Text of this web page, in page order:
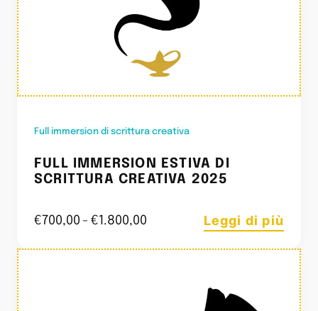
Full immersion di scrittura creativa
FULL IMMERSION ESTIVA DI
SCRITTURA CREATIVA 2025
€700,00 - €1.800,00 Leggi di più